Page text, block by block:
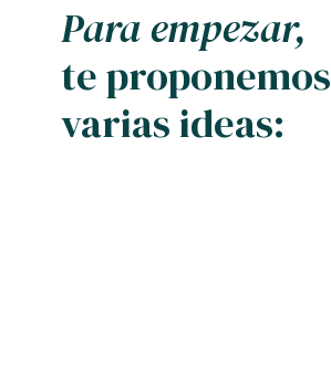
Para empezar,
te proponemos
varias ideas: